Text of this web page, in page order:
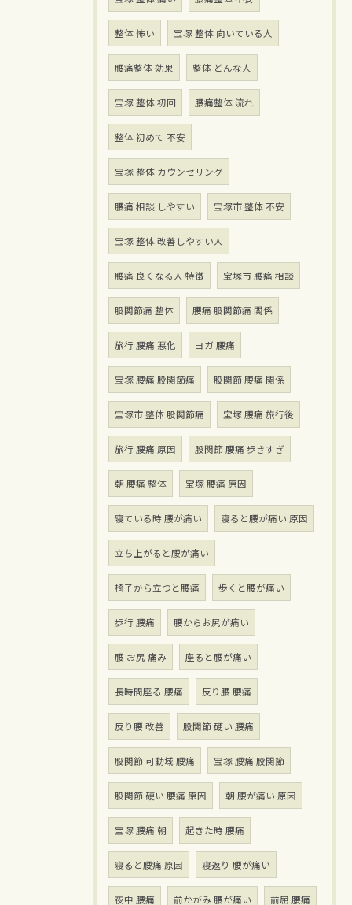
整体 怖い 宝塚 整体 向いている人
腰痛整体 効果 整体 どんな人
宝塚 整体 初回 腰痛整体 流れ
整体 初めて 不安
宝塚 整体 カウンセリング
腰痛 相談 しやすい 宝塚市 整体 不安
宝塚 整体 改善しやすい人
腰痛 良くなる人 特徴 宝塚市 腰痛 相談
股関節痛 整体 腰痛 股関節痛 関係
旅行 腰痛 悪化 ヨガ 腰痛
宝塚 腰痛 股関節痛 股関節 腰痛 関係
宝塚市 整体 股関節痛 宝塚 腰痛 旅行後
旅行 腰痛 原因 股関節 腰痛 歩きすぎ
朝 腰痛 整体 宝塚 腰痛 原因
寝ている時 腰が痛い 寝ると腰が痛い 原因
立ち上がると腰が痛い
椅子から立つと腰痛 歩くと腰が痛い
歩行 腰痛 腰からお尻が痛い
腰 お尻 痛み 座ると腰が痛い
長時間座る 腰痛 反り腰 腰痛
反り腰 改善 股関節 硬い 腰痛
股関節 可動域 腰痛 宝塚 腰痛 股関節
股関節 硬い 腰痛 原因 朝 腰が痛い 原因
宝塚 腰痛 朝 起きた時 腰痛
寝ると腰痛 原因 寝返り 腰が痛い
夜中 腰痛 前かがみ 腰が痛い 前屈 腰痛